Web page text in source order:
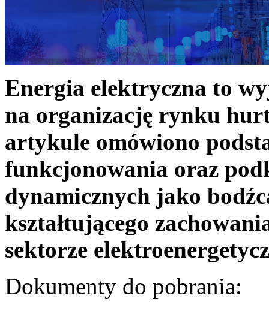
Energia elektryczna to
na organizację rynku
artykule omówiono
funkcjonowania oraz
dynamicznych jako
kształtującego
sektorze
Dokumenty do pobrania: